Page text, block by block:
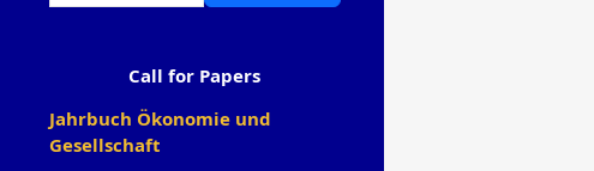
Call for Papers
Jahrbuch Ökonomie und
Gesellschaft